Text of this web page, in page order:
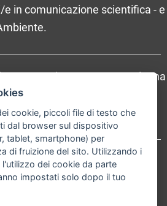
in comunicazione scientifica - e
Maggiore, 6 - 40124 Bologna
IBAN: IT 88 R 02008 02435
valori
dei dati personali
cookie, piccoli file di testo che
dal browser sul dispositivo
tablet, smartphone) per
di fruizione del sito. Utilizzando i
dei cookie da parte
impostati solo dopo il tuo